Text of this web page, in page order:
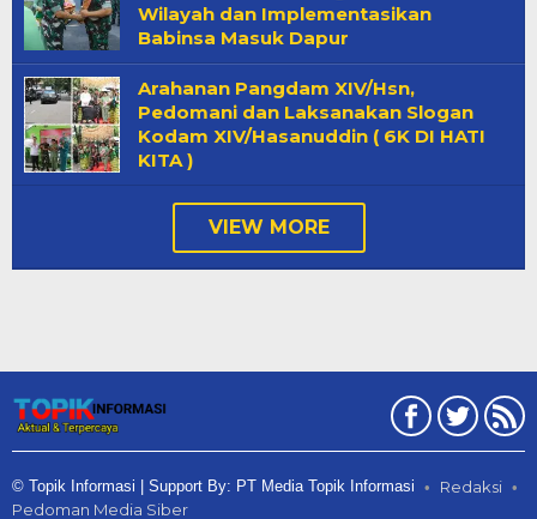
Wilayah dan Implementasikan
Babinsa Masuk Dapur
Arahanan Pangdam XIV/Hsn,
Pedomani dan Laksanakan Slogan
Kodam XIV/Hasanuddin ( 6K DI HATI
KITA )
VIEW MORE
© Topik Informasi | Support By: PT Media Topik Informasi
Redaksi
Pedoman Media Siber